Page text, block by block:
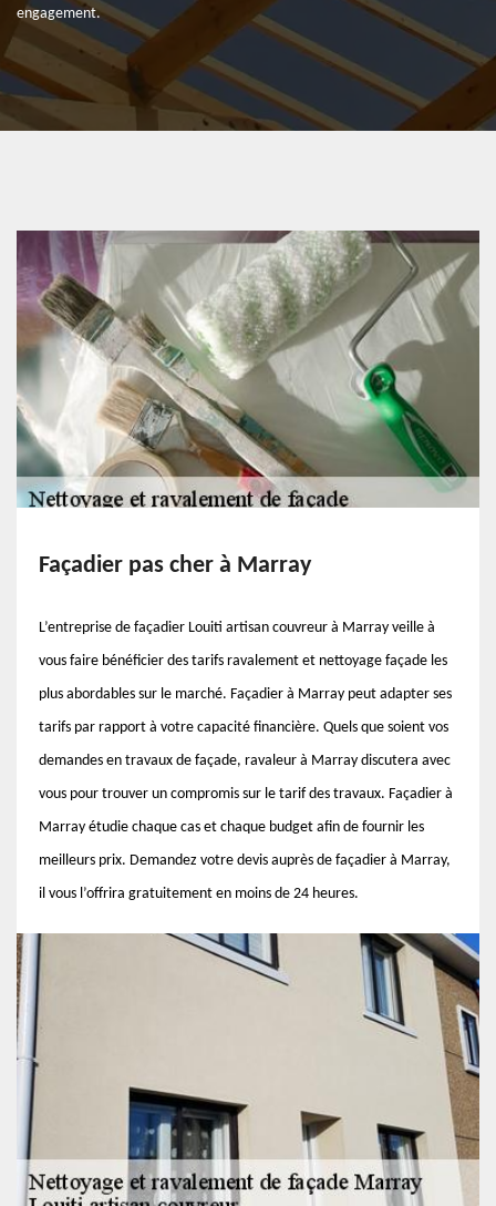
engagement.
Façadier pas cher à Marray
L’entreprise de façadier Louiti artisan couvreur à Marray veille à
vous faire bénéficier des tarifs ravalement et nettoyage façade les
plus abordables sur le marché. Façadier à Marray peut adapter ses
tarifs par rapport à votre capacité financière. Quels que soient vos
demandes en travaux de façade, ravaleur à Marray discutera avec
vous pour trouver un compromis sur le tarif des travaux. Façadier à
Marray étudie chaque cas et chaque budget afin de fournir les
meilleurs prix. Demandez votre devis auprès de façadier à Marray,
il vous l’offrira gratuitement en moins de 24 heures.